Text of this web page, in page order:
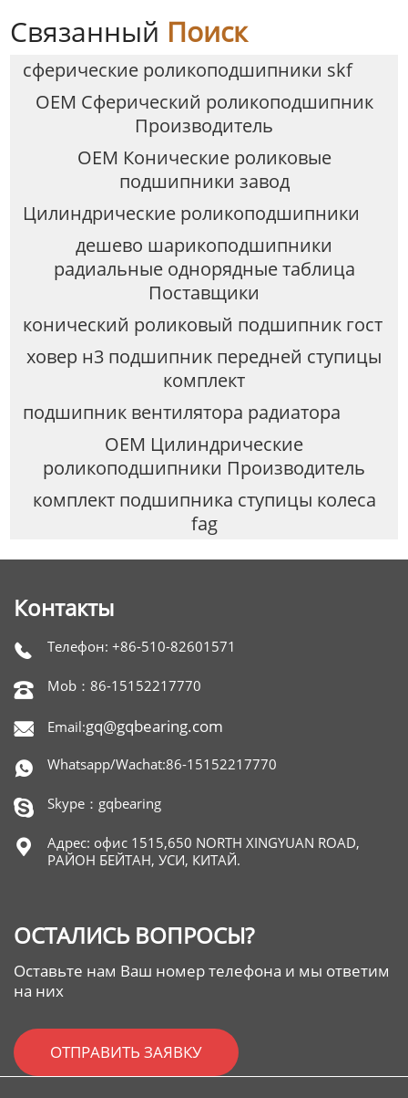
Связанный Поиск
сферические роликоподшипники skf
OEM Сферический роликоподшипник
Производитель
OEM Конические роликовые
подшипники завод
Цилиндрические роликоподшипники
дешево шарикоподшипники
радиальные однорядные таблица
Поставщики
конический роликовый подшипник гост
ховер н3 подшипник передней ступицы
комплект
подшипник вентилятора радиатора
OEM Цилиндрические
роликоподшипники Производитель
комплект подшипника ступицы колеса
fag
Контакты
 Телефон: +86-510-82601571
 Mob：86-15152217770
 Email:gq@gqbearing.com
 Whatsapp/Wachat:86-15152217770
 Skype：gqbearing

Адрес: офис 1515,650 NORTH XINGYUAN ROAD,
РАЙОН БЕЙТАН, УСИ, КИТАЙ.
ОСТАЛИСЬ ВОПРОСЫ?
Оставьте нам Ваш номер телефона и мы ответим
на них
ОТПРАВИТЬ ЗАЯВКУ